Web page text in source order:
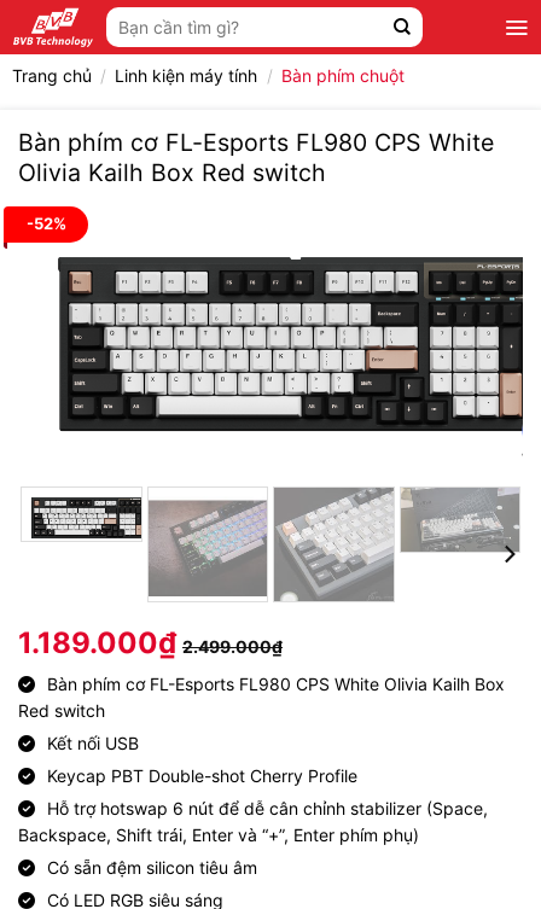
qua
nội
Tìm
kiếm:
Trang chủ / Linh kiện máy tính / Bàn phím chuột
Bàn phím cơ FL-Esports FL980 CPS White
Olivia Kailh Box Red switch
-52%
1.189.000₫ 2.499.000₫
Bàn phím cơ FL-Esports FL980 CPS White Olivia Kailh Box
Red switch
Kết nối USB
Keycap PBT Double-shot Cherry Profile
Hỗ trợ hotswap 6 nút để dễ cân chỉnh stabilizer (Space,
Backspace, Shift trái, Enter và “+”, Enter phím phụ)
Có sẵn đệm silicon tiêu âm
Có LED RGB siêu sáng